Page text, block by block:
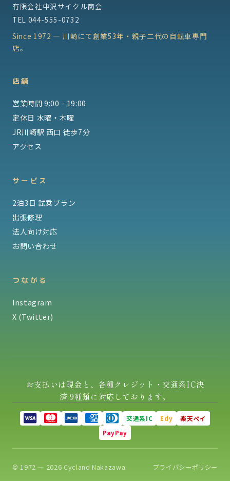
有限会社中沢サイクル商会
TEL 044-555-0732
Since 1972 — 川崎にて創業53年・親子二代の自転車専門
店。
店舗
営業時間 9:00 - 19:00
定休日 水曜・木曜
JR川崎駅 西口 徒歩7分
アクセス
サービス
2泊3日 試乗プラン
出張修理
法人向け対応
お問い合わせ
つながる
Instagram
X (Twitter)
お支払いは現金と、各種クレジット・交通系IC決
済 9種類に対応しております。
交通系IC Edy
楽天ペイ
PayPay
© 1972 — 2026 Cycland Nakazawa. プライバシーポリシー